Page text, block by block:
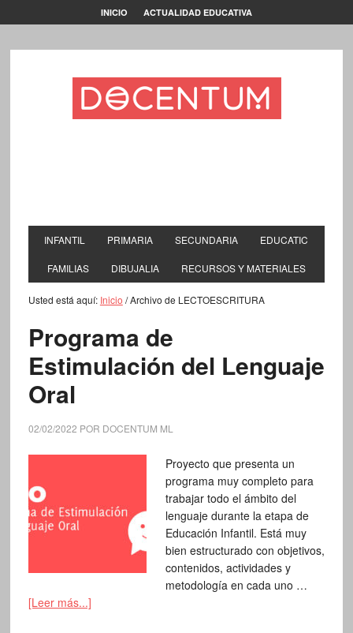
INICIO ACTUALIDAD EDUCATIVA
INFANTIL PRIMARIA SECUNDARIA EDUCATIC
FAMILIAS DIBUJALIA RECURSOS Y MATERIALES
Usted está aquí: Inicio /Archivo de LECTOESCRITURA
Programa de
Estimulación del Lenguaje
Oral
02/02/2022 POR DOCENTUM ML
Proyecto que presenta un
programa muy completo para
trabajar todo el ámbito del
lenguaje durante la etapa de
Educación Infantil. Está muy
bien estructurado con objetivos,
contenidos, actividades y
metodología en cada uno …
[Leer más...]